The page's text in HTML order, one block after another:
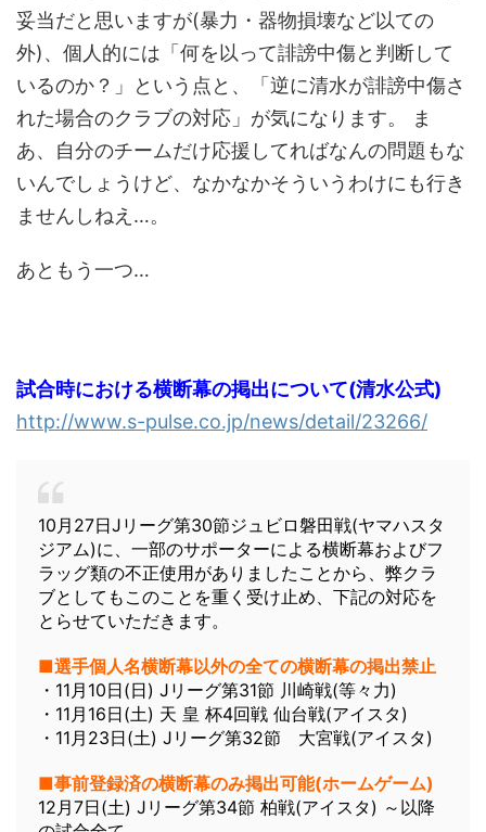
妥当だと思いますが(暴力・器物損壊など以ての
外)、個人的には「何を以って誹謗中傷と判断して
いるのか？」という点と、「逆に清水が誹謗中傷さ
れた場合のクラブの対応」が気になります。 ま
あ、自分のチームだけ応援してればなんの問題もな
いんでしょうけど、なかなかそういうわけにも行き
ませんしねえ…。
あともう一つ…
試合時における横断幕の掲出について(清水公式)
http://www.s-pulse.co.jp/news/detail/23266/
10月27日Jリーグ第30節ジュビロ磐田戦(ヤマハスタ
ジアム)に、一部のサポーターによる横断幕およびフ
ラッグ類の不正使用がありましたことから、弊クラ
ブとしてもこのことを重く受け止め、下記の対応を
とらせていただきます。
■選手個人名横断幕以外の全ての横断幕の掲出禁止
・11月10日(日) Jリーグ第31節 川崎戦(等々力)
・11月16日(土) 天 皇 杯4回戦 仙台戦(アイスタ)
・11月23日(土) Jリーグ第32節 大宮戦(アイスタ)
■事前登録済の横断幕のみ掲出可能(ホームゲーム)
12月7日(土) Jリーグ第34節 柏戦(アイスタ) ～以降